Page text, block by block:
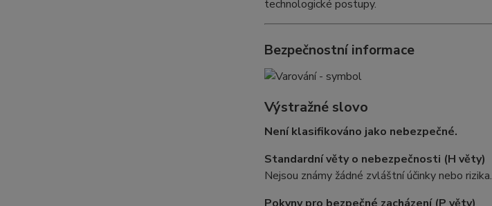
technologické postupy.
Bezpečnostní informace
Výstražné slovo
Není klasifikováno jako nebezpečné.
Standardní věty o nebezpečnosti (H věty)
Nejsou známy žádné zvláštní účinky nebo rizika.